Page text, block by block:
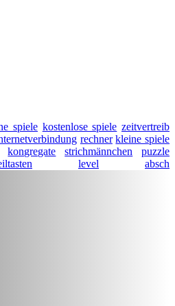
spiele kostenlose spiele zeitvertreib
rechner kleine spiele
kongregate strichmännchen
puzzle
level absch